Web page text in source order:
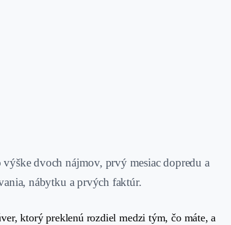
dvoch nájmov, prvý mesiac dopredu a
nábytku a prvých faktúr.
ktorý preklenú rozdiel medzi tým, čo máte, a